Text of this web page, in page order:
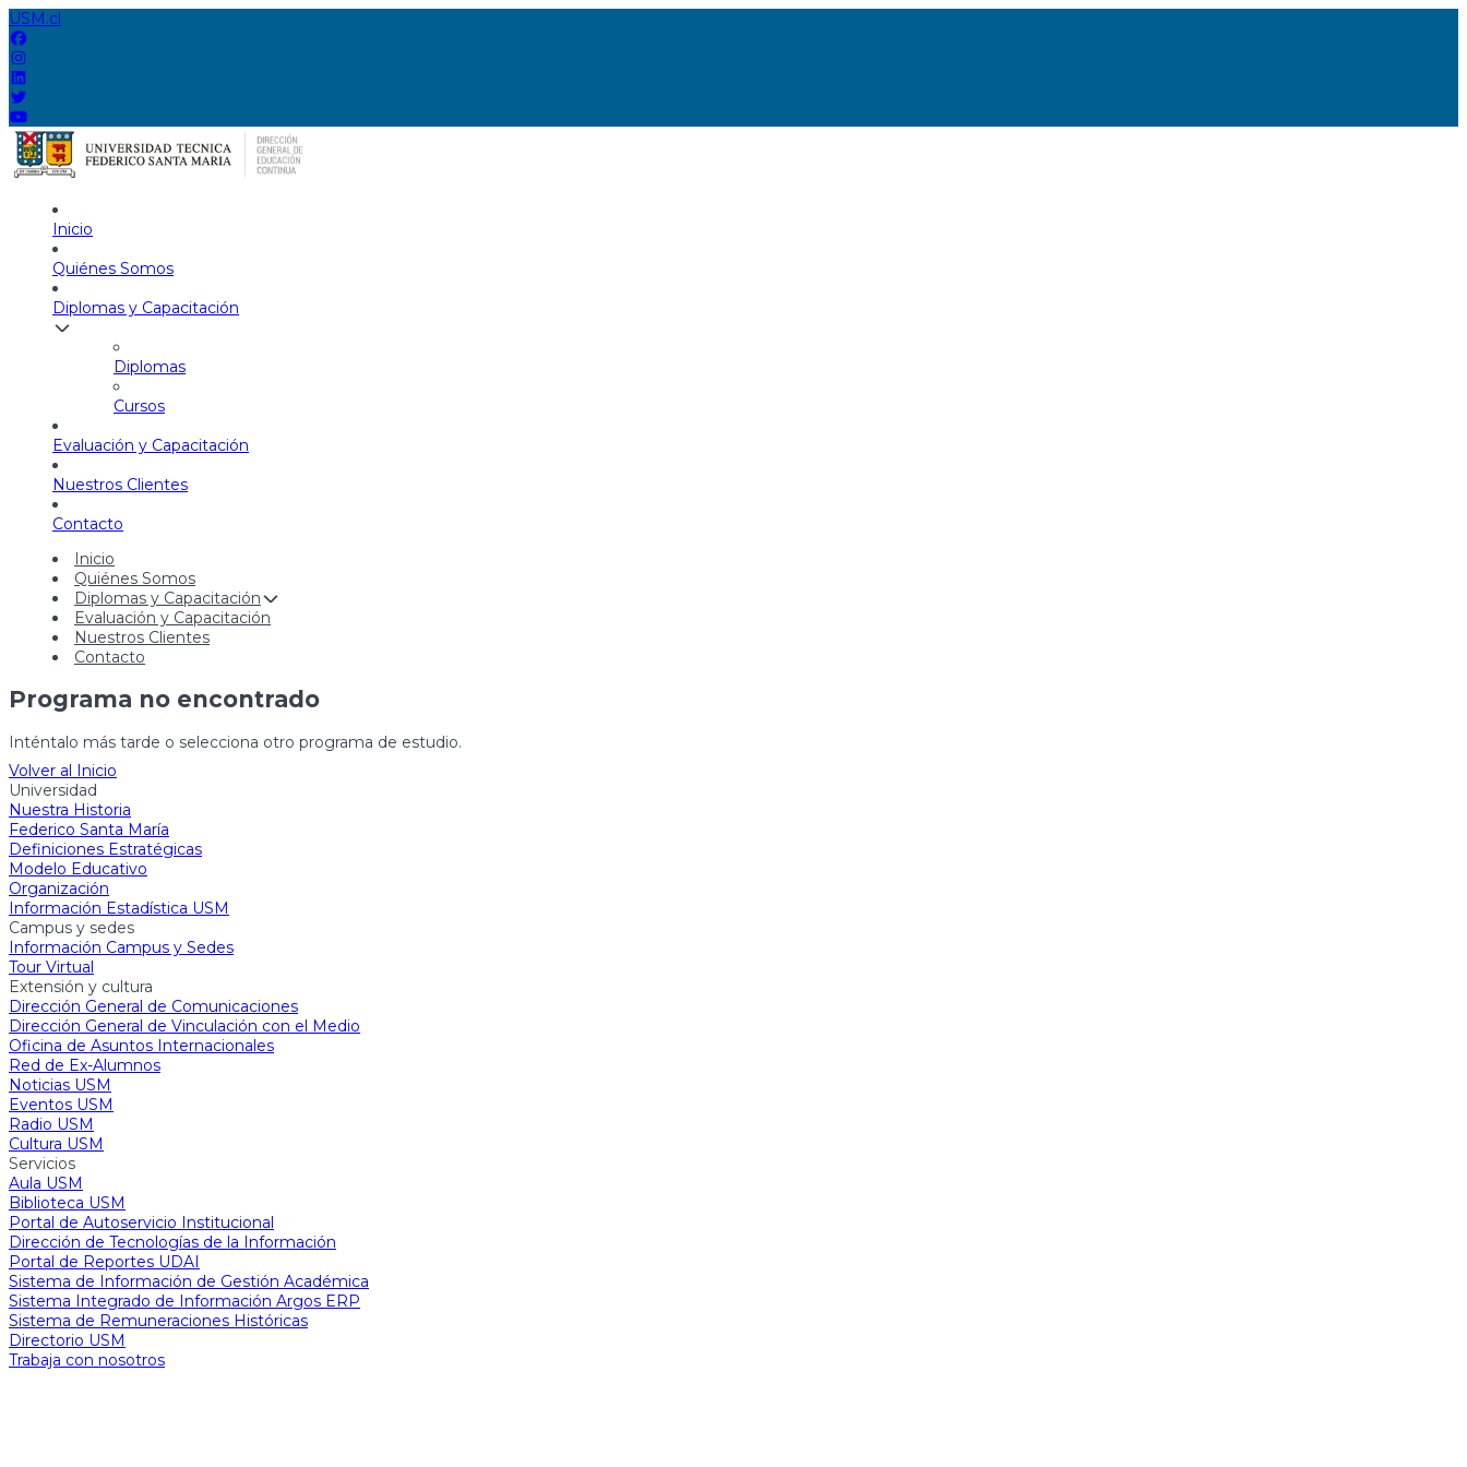
USM.cl
Inicio
Quiénes Somos
Diplomas y Capacitación
Diplomas
Cursos
Evaluación y Capacitación
Nuestros Clientes
Contacto
Inicio
Quiénes Somos
Diplomas y Capacitación
Evaluación y Capacitación
Nuestros Clientes
Contacto
Programa no encontrado
Inténtalo más tarde o selecciona otro programa de estudio.
Volver al Inicio
Universidad
Nuestra Historia
Federico Santa María
Definiciones Estratégicas
Modelo Educativo
Organización
Información Estadística USM
Campus y sedes
Información Campus y Sedes
Tour Virtual
Extensión y cultura
Dirección General de Comunicaciones
Dirección General de Vinculación con el Medio
Oficina de Asuntos Internacionales
Red de Ex-Alumnos
Noticias USM
Eventos USM
Radio USM
Cultura USM
Servicios
Aula USM
Biblioteca USM
Portal de Autoservicio Institucional
Dirección de Tecnologías de la Información
Portal de Reportes UDAI
Sistema de Información de Gestión Académica
Sistema Integrado de Información Argos ERP
Sistema de Remuneraciones Históricas
Directorio USM
Trabaja con nosotros